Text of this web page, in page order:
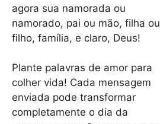
agora sua namorada ou
namorado, pai ou mão, filha ou
filho, família, e claro, Deus!
Plante palavras de amor para
colher vida! Cada mensagem
enviada pode transformar
completamente o dia da